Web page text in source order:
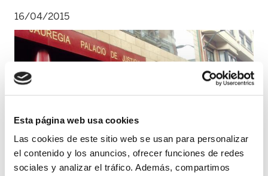
Esta página web usa cookies
Las cookies de este sitio web se usan para personalizar
el contenido y los anuncios, ofrecer funciones de redes
sociales y analizar el tráfico. Además, compartimos
16/04/2015